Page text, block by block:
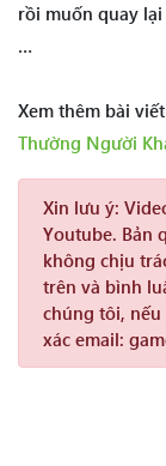
rồi muốn quay
…
Xem thêm bài
Thường Người
Xin lưu ý:
Youtube. Bản
không chịu
trên và bình
chúng tôi, nếu
xác email: